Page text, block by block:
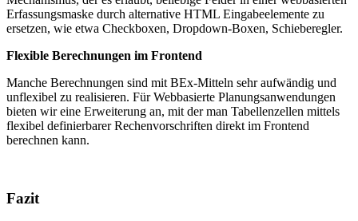
Erfassungsmaske durch alternative HTML Eingabeelemente zu
ersetzen, wie etwa Checkboxen, Dropdown-Boxen, Schieberegler.
Flexible Berechnungen im Frontend
Manche Berechnungen sind mit BEx-Mitteln sehr aufwändig und
unflexibel zu realisieren. Für Webbasierte Planungsanwendungen
bieten wir eine Erweiterung an, mit der man Tabellenzellen mittels
flexibel definierbarer Rechenvorschriften direkt im Frontend
berechnen kann.
Fazit